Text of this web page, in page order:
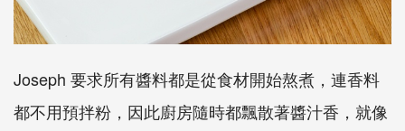
Joseph 要求所有醬料都是從食材開始熬煮，連香料
都不用預拌粉，因此廚房隨時都飄散著醬汁香，就像